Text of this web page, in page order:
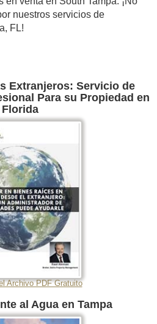
nuestros servicios de
FL!
Extranjeros: Servicio de
Para su Propiedad en
Florida
Archivo PDF Gratuito
al Agua en Tampa